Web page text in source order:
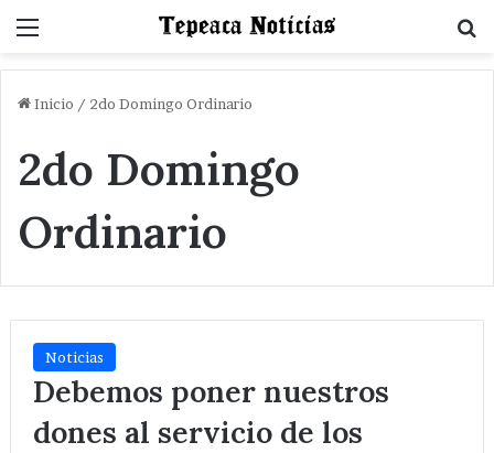
Menu
Inicio / 2do Domingo Ordinario
2do Domingo
Ordinario
Noticias
Debemos poner nuestros
dones al servicio de los